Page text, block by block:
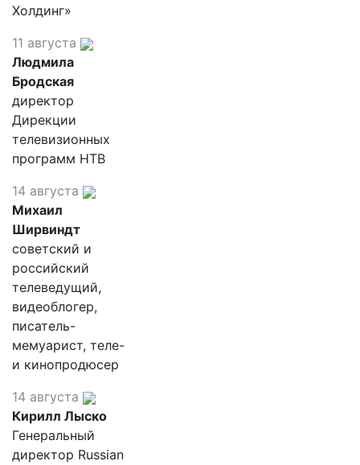
Холдинг»
11 августа
Людмила
Бродская
директор
Дирекции
телевизионных
программ НТВ
14 августа
Михаил
Ширвиндт
советский и
российский
телеведущий,
видеоблогер,
писатель-
мемуарист, теле-
и кинопродюсер
14 августа
Кирилл Лыско
Генеральный
директор Russian